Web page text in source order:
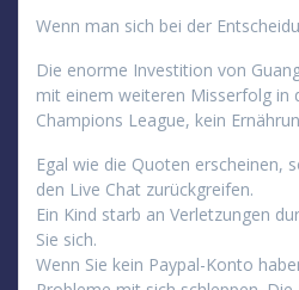
Wenn man sich bei der
Die enorme Investition von
mit einem weiteren Misserfolg in
Champions League, kein
Egal wie die Quoten erscheinen,
den Live Chat zurückgreifen.
Ein Kind starb an Verletzungen
Sie sich.
Wenn Sie kein Paypal-Konto